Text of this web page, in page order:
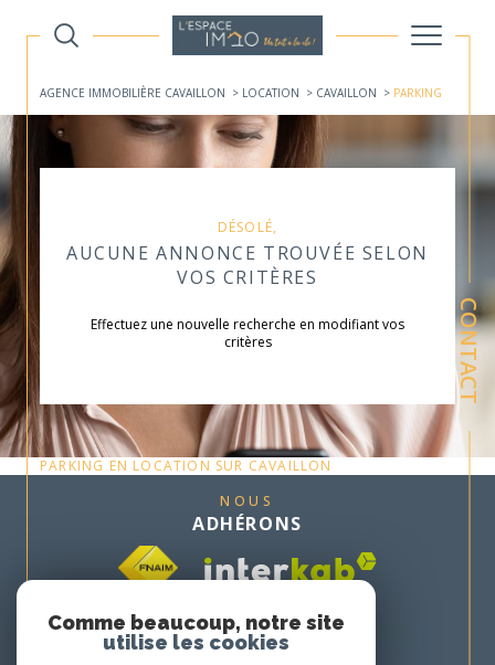
CONTACT
AGENCE IMMOBILIÈRE CAVAILLON LOCATION CAVAILLON PARKING
DÉSOLÉ,
AUCUNE ANNONCE TROUVÉE SELON
VOS CRITÈRES
Effectuez une nouvelle recherche en modifiant vos
critères
PARKING EN LOCATION SUR CAVAILLON
NOUS
ADHÉRONS
Comme beaucoup, notre site
utilise les cookies